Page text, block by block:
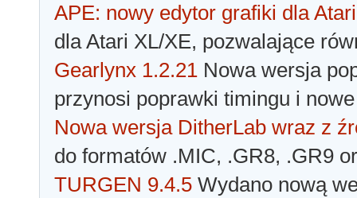
APE: nowy edytor grafiki dla Atari
dla Atari XL/XE, pozwalające
Gearlynx 1.2.21 Nowa wersja
przynosi poprawki timingu i
Nowa wersja DitherLab wraz z
do formatów .MIC, .GR8, .GR9
TURGEN 9.4.5 Wydano nową